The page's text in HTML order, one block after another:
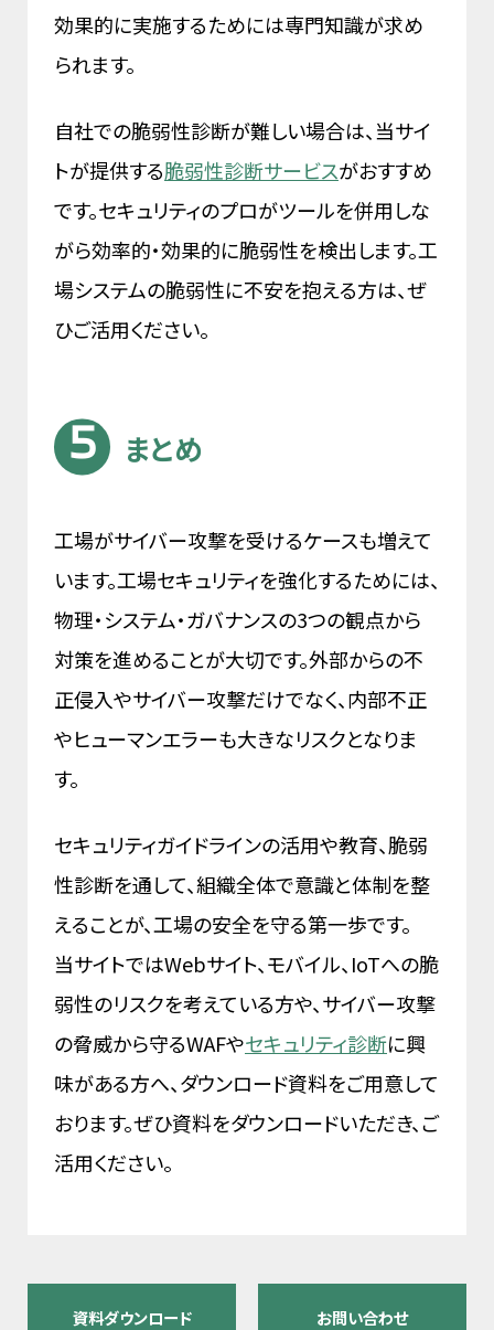
効果的に実施するためには専門知識が求め
られます。
自社での脆弱性診断が難しい場合は、当サイ
トが提供する脆弱性診断サービスがおすすめ
です。セキュリティのプロがツールを併用しな
がら効率的・効果的に脆弱性を検出します。工
場システムの脆弱性に不安を抱える方は、ぜ
ひご活用ください。
まとめ
工場がサイバー攻撃を受けるケースも増えて
います。工場セキュリティを強化するためには、
物理・システム・ガバナンスの3つの観点から
対策を進めることが大切です。外部からの不
正侵入やサイバー攻撃だけでなく、内部不正
やヒューマンエラーも大きなリスクとなりま
す。
セキュリティガイドラインの活用や教育、脆弱
性診断を通して、組織全体で意識と体制を整
えることが、工場の安全を守る第一歩です。
当サイトではWebサイト、モバイル、IoTへの脆
弱性のリスクを考えている方や、サイバー攻撃
の脅威から守るWAFやセキュリティ診断に興
味がある方へ、ダウンロード資料をご用意して
おります。ぜひ資料をダウンロードいただき、ご
活用ください。
資料ダウンロード お問い合わせ